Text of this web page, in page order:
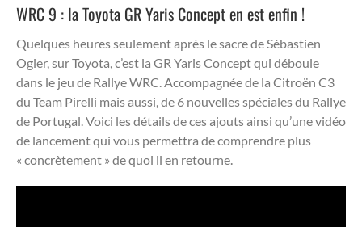
WRC 9 : la Toyota GR Yaris Concept en est enfin !
Quelques heures seulement après le sacre de Sébastien
Ogier, sur Toyota, c’est la GR Yaris Concept qui déboule
dans le jeu de Rallye WRC. Accompagnée de la Citroën C3
du Team Pirelli mais aussi, de 6 nouvelles spéciales du Rallye
de Portugal. Voici les détails de ces ajouts ainsi qu’une vidéo
de lancement qui vous permettra de comprendre plus
« concrètement » de quoi il en retourne.